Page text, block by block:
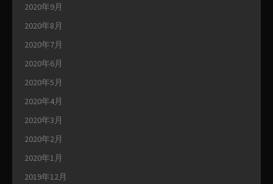
2020年9月
2020年8月
2020年7月
2020年6月
2020年5月
2020年4月
2020年3月
2020年2月
2020年1月
2019年12月